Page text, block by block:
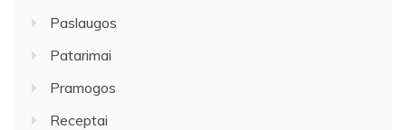
Paslaugos
Patarimai
Pramogos
Receptai